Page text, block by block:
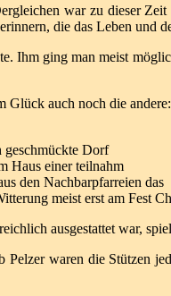
war zu dieser
die das Leben und
Ihm ging man meist
Glück auch noch die andere:
geschmückte Dorf
Haus einer teilnahm
den Nachbarpfarreien
meist erst am Fest
reichlich ausgestattet war,
Pelzer waren die Stützen